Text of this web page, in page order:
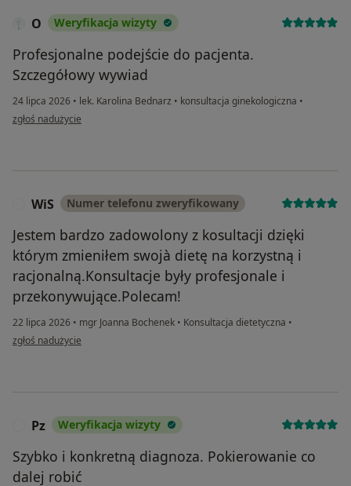
O Weryfikacja wizyty
Profesjonalne podejście do pacjenta.
Szczegółowy wywiad
24 lipca 2026 • lek. Karolina Bednarz • konsultacja ginekologiczna •
w opinii użytkownika O
zgłoś nadużycie
WiS Numer telefonu zweryfikowany
Jestem bardzo zadowolony z kosultacji dzięki
którym zmieniłem swojà dietę na korzystną i
racjonalną.Konsultacje były profesjonale i
przekonywujące.Polecam!
22 lipca 2026 • mgr Joanna Bochenek • Konsultacja dietetyczna •
w opinii użytkownika WiS
zgłoś nadużycie
Pz Weryfikacja wizyty
Szybko i konkretną diagnoza. Pokierowanie co
dalej robić